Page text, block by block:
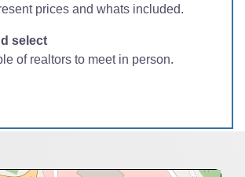
prices and whats included.
select
of realtors to meet in person.